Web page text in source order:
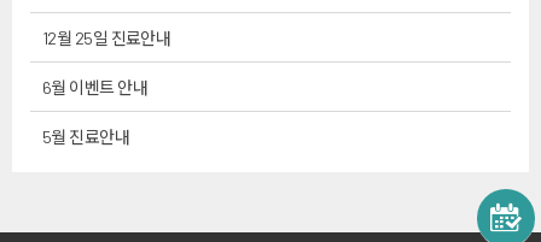
12월 25일 진료안내
6월 이벤트 안내
5월 진료안내